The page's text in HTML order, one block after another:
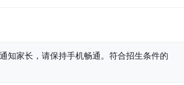
知家长，请保持手机畅通。符合招生条件的